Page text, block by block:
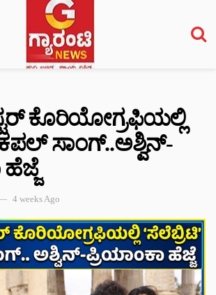
ಕೊರಿಯೋಗ್ರಫಿಯಲ್ಲಿ
ಕಪಲ್ ಸಾಂಗ್..ಅಶ್ವಿನ್-
4 weeks Ago